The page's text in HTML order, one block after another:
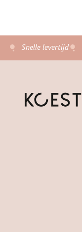
Snelle levertijd